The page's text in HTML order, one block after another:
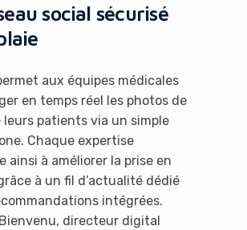
social sécurisé
aux équipes médicales
en temps réel les photos de
leurs patients via un simple
Chaque expertise
ainsi à améliorer la prise en
à un fil d’actualité dédié
intégrées.
directeur digital